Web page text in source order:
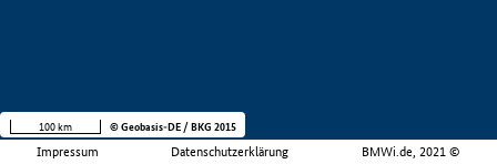
Impressum Datenschutzerklärung BMWi.de, 2021 ©
100 km © Geobasis-DE / BKG 2015